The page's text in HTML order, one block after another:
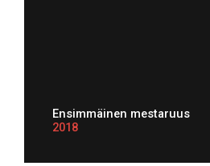
Ensimmäinen mestaruus
2018